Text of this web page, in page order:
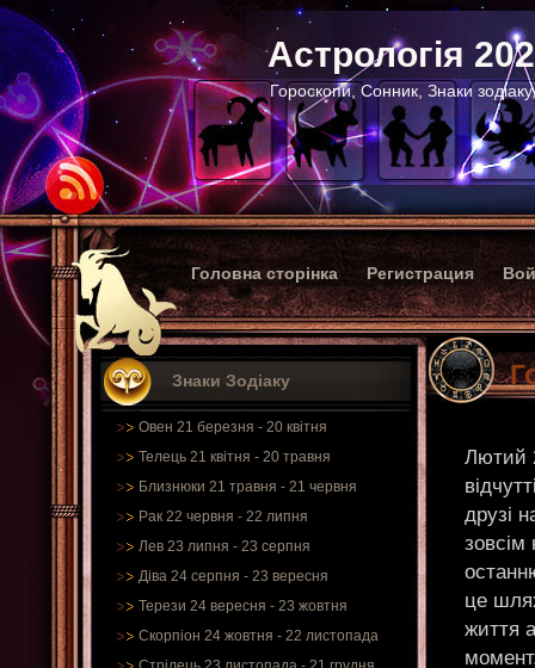
Астрологія
Гороскопи, Сонник, Знаки
Головна сторінка Регистрация
Знаки Зодіаку
Овен 21 березня - 20 квітня
Телець 21 квітня - 20 травня
Близнюки 21 травня - 21 червня
Рак 22 червня - 22 липня
Лев 23 липня - 23 серпня
Діва 24 серпня - 23 вересня
Терези 24 вересня - 23 жовтня
Скорпіон 24 жовтня - 22 листопада
Лютий
друзі
зовсім
це
життя